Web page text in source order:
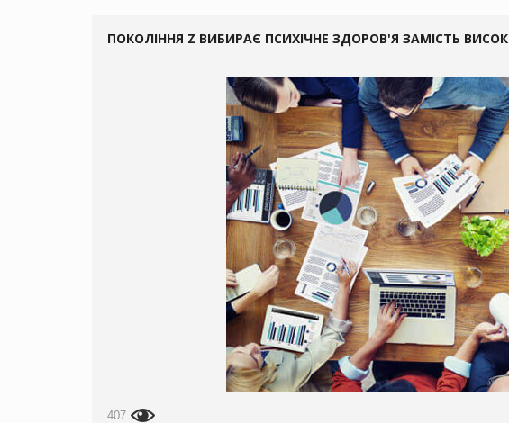
ПОКОЛІННЯ Z ВИБИРАЄ ПСИХІЧНЕ ЗДОРОВ'Я ЗАМІСТЬ
407